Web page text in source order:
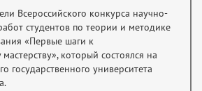
Всероссийского конкурса научно-
студентов по теории и методике
«Первые шаги к
который состоялся на
государственного университета